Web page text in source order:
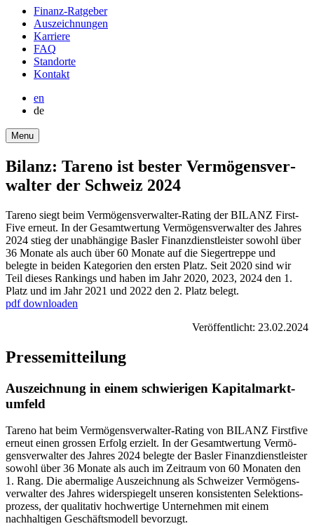
round-
bottom
Finanz-Ratgeber
Auszeich­nungen
Karriere
FAQ
Stand­orte
Kontakt
en
de
Menu
Bilanz: Tareno ist bester Vermö­gens­ver­
walter der Schweiz 2024
Tareno siegt beim Vermö­gens­ver­walter-Rating der BILANZ First­
Five erneut. In der Gesamt­wer­tung Vermö­gens­ver­walter des Jahres
2024 stieg der unabhän­gige Basler Finanz­dienst­lei­ster sowohl über
36 Monate als auch über 60 Monate auf die Sieger­treppe und
belegte in beiden Katego­rien den ersten Platz. Seit 2020 sind wir
Teil dieses Rankings und haben im Jahr 2020, 2023, 2024 den 1.
Platz und im Jahr 2021 und 2022 den 2. Platz belegt.
pdf downloaden
Veröf­fent­licht: 23.02.2024
Presse­mit­tei­lung
Auszeich­nung in einem schwie­rigen Kapital­markt­
um­feld
Tareno hat beim Vermö­gens­ver­walter-Rating von BILANZ First­five
erneut einen grossen Erfolg erzielt. In der Gesamt­wer­tung Vermö­
gens­ver­walter des Jahres 2024 belegte der Basler Finanz­dienst­lei­ster
sowohl über 36 Monate als auch im Zeitraum von 60 Monaten den
1. Rang. Die aberma­lige Auszeich­nung als Schweizer Vermö­gens­
ver­walter des Jahres wider­spie­gelt unseren konsi­stenten Selek­ti­ons­
pro­zess, der quali­tativ hochwer­tige Unter­nehmen mit einem
nachhal­tigen Geschäfts­mo­dell bevor­zugt.